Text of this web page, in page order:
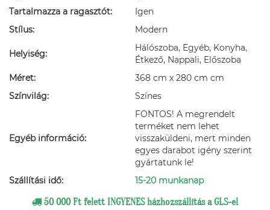
Tartalmazza a ragasztót:
Igen
Stílus:
Modern
Helyiség:
Hálószoba, Egyéb, Konyha,
Étkező, Nappali, Előszoba
Méret:
368 cm x 280 cm cm
Színvilág:
Színes
Egyéb információ:
FONTOS! A megrendelt
terméket nem lehet
visszaküldeni, mert minden
egyes darabot igény szerint
gyártatunk le!
Szállítási idő:
15-20 munkanap
50 000 Ft felett INGYENES házhozszállítás a GLS-el